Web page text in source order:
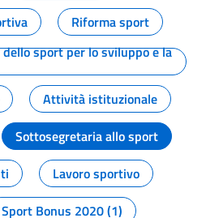
Riforma sport
sport per lo sviluppo e la
Attività istituzionale
Sottosegretaria allo sport
Lavoro sportivo
Sport Bonus 2020 (1)